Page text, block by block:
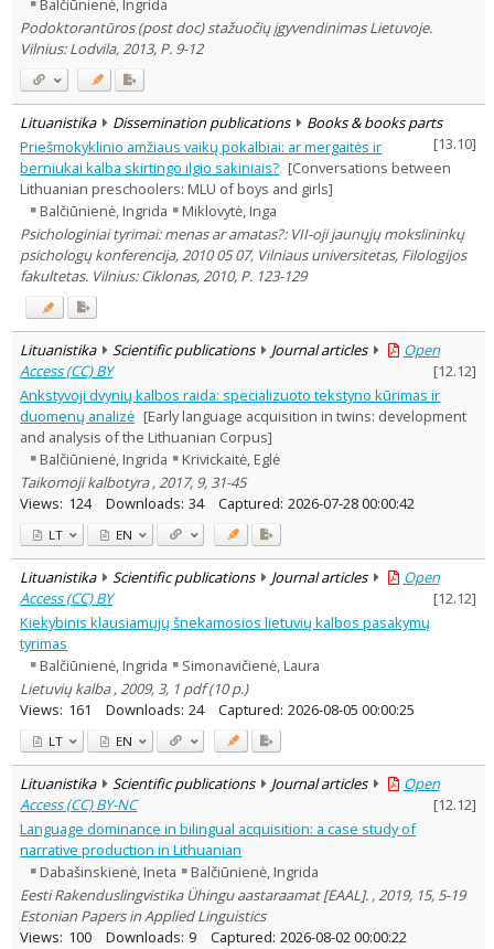
Balčiūnienė, Ingrida
Podoktorantūros (post doc) stažuočių įgyvendinimas Lietuvoje.
Vilnius: Lodvila, 2013, P. 9-12
Lituanistika Dissemination publications
Books & books parts
[13.10]
Priešmokyklinio amžiaus vaikų pokalbiai: ar mergaitės ir
berniukai kalba skirtingo ilgio sakiniais? [Conversations between
Lithuanian preschoolers: MLU of boys and girls]
Balčiūnienė, Ingrida
Miklovytė, Inga
Psichologiniai tyrimai: menas ar amatas?: VII-oji jaunųjų mokslininkų
psichologų konferencija, 2010 05 07, Vilniaus universitetas, Filologijos
fakultetas. Vilnius: Ciklonas, 2010, P. 123-129
Lituanistika Scientific publications Journal articles
Open
Access (CC) BY
[12.12]
Ankstyvoji dvynių kalbos raida: specializuoto tekstyno kūrimas ir
duomenų analizė [Early language acquisition in twins: development
and analysis of the Lithuanian Corpus]
Balčiūnienė, Ingrida
Krivickaitė, Eglė
Taikomoji kalbotyra , 2017, 9, 31-45
Views: 124 Downloads: 34 Captured: 2026-07-28 00:00:42
LT EN
Lituanistika Scientific publications Journal articles
Open
Access (CC) BY
[12.12]
Kiekybinis klausiamųjų šnekamosios lietuvių kalbos pasakymų
tyrimas
Balčiūnienė, Ingrida
Simonavičienė, Laura
Lietuvių kalba , 2009, 3, 1 pdf (10 p.)
Views: 161 Downloads: 24 Captured: 2026-08-05 00:00:25
LT EN
Lituanistika Scientific publications Journal articles
Open
Access (CC) BY-NC
[12.12]
Language dominance in bilingual acquisition: a case study of
narrative production in Lithuanian
Dabašinskienė, Ineta
Balčiūnienė, Ingrida
Eesti Rakenduslingvistika Ühingu aastaraamat [EAAL]. , 2019, 15, 5-19
Estonian Papers in Applied Linguistics
Views: 100 Downloads: 9 Captured: 2026-08-02 00:00:22